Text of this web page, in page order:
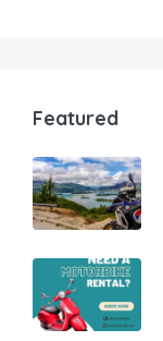
Featured